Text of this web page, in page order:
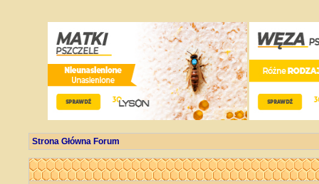
Strona Główna Forum